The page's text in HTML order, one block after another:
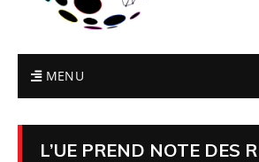
MENU
L’UE PREND NOTE DES